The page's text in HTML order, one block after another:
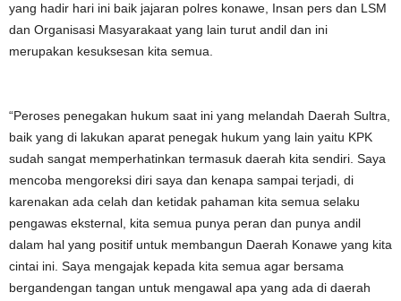
yang hadir hari ini baik jajaran polres konawe, Insan pers dan LSM
dan Organisasi Masyarakaat yang lain turut andil dan ini
merupakan kesuksesan kita semua.
“Peroses penegakan hukum saat ini yang melandah Daerah Sultra,
baik yang di lakukan aparat penegak hukum yang lain yaitu KPK
sudah sangat memperhatinkan termasuk daerah kita sendiri. Saya
mencoba mengoreksi diri saya dan kenapa sampai terjadi, di
karenakan ada celah dan ketidak pahaman kita semua selaku
pengawas eksternal, kita semua punya peran dan punya andil
dalam hal yang positif untuk membangun Daerah Konawe yang kita
cintai ini. Saya mengajak kepada kita semua agar bersama
bergandengan tangan untuk mengawal apa yang ada di daerah